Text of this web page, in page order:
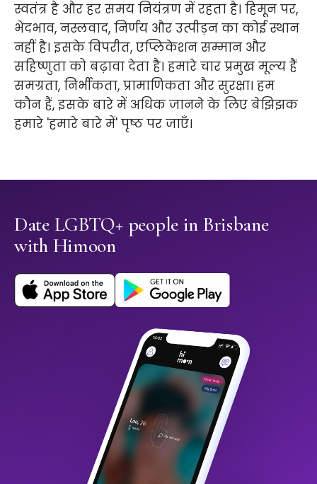
स्वतंत्र है और हर समय नियंत्रण में रहता है। हिमून पर,
भेदभाव, नस्लवाद, निर्णय और उत्पीड़न का कोई स्थान
नहीं है। इसके विपरीत, एप्लिकेशन सम्मान और
सहिष्णुता को बढ़ावा देता है। हमारे चार प्रमुख मूल्य हैं
समग्रता, निर्भीकता, प्रामाणिकता और सुरक्षा। हम
कौन हैं, इसके बारे में अधिक जानने के लिए बेझिझक
हमारे 'हमारे बारे में' पृष्ठ पर जाएँ।
Date LGBTQ+ people in Brisbane
with Himoon